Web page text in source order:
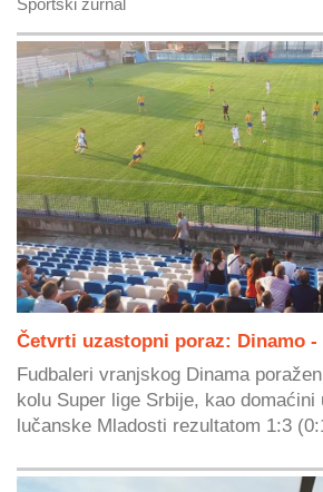
Četvrti uzastopni poraz: Dinamo -
Fudbaleri vranjskog Dinama
kolu Super lige Srbije, kao domaćini
lučanske Mladosti rezultatom 1:3